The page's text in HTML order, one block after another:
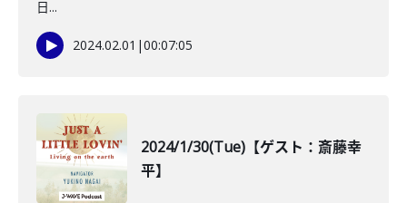
日...
2024.02.01 |00:07:05
2024/1/30(Tue)【ゲスト：斎藤幸
平】